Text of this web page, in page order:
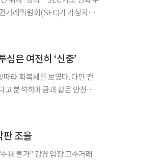
은 여전히 ‘신중’
라 회복세를 보였다. 다만 전
고 분석하며 금과 같은 안전자
조율
용 불가" 강경 입장 고수거래